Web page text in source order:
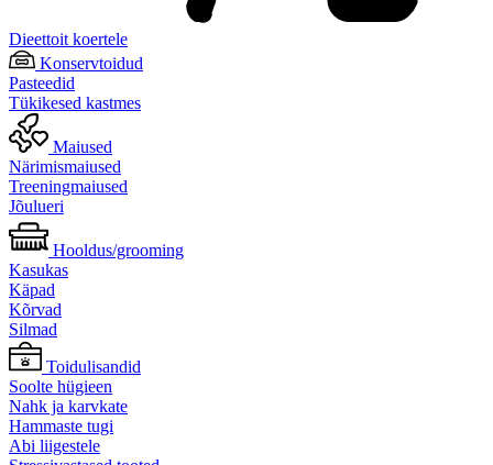
Dieettoit koertele
Konservtoidud
Pasteedid
Tükikesed kastmes
Maiused
Närimismaiused
Treeningmaiused
Jõulueri
Hooldus/grooming
Kasukas
Käpad
Kõrvad
Silmad
Toidulisandid
Soolte hügieen
Nahk ja karvkate
Hammaste tugi
Abi liigestele